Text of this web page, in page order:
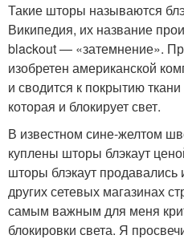
Такие шторы называются
Википедия, их название
blackout — «затемнение».
изобретен американской
и сводится к покрытию
которая и блокирует свет.
В известном сине-желтом
куплены шторы блэкаут
шторы блэкаут продавались
других сетевых магазинах
самым важным для меня
блокировки света. Я